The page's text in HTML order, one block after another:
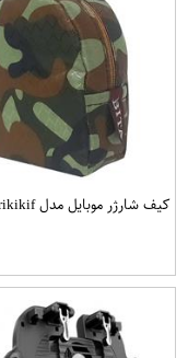
کیف شارژر موبایل مدل cerikikif